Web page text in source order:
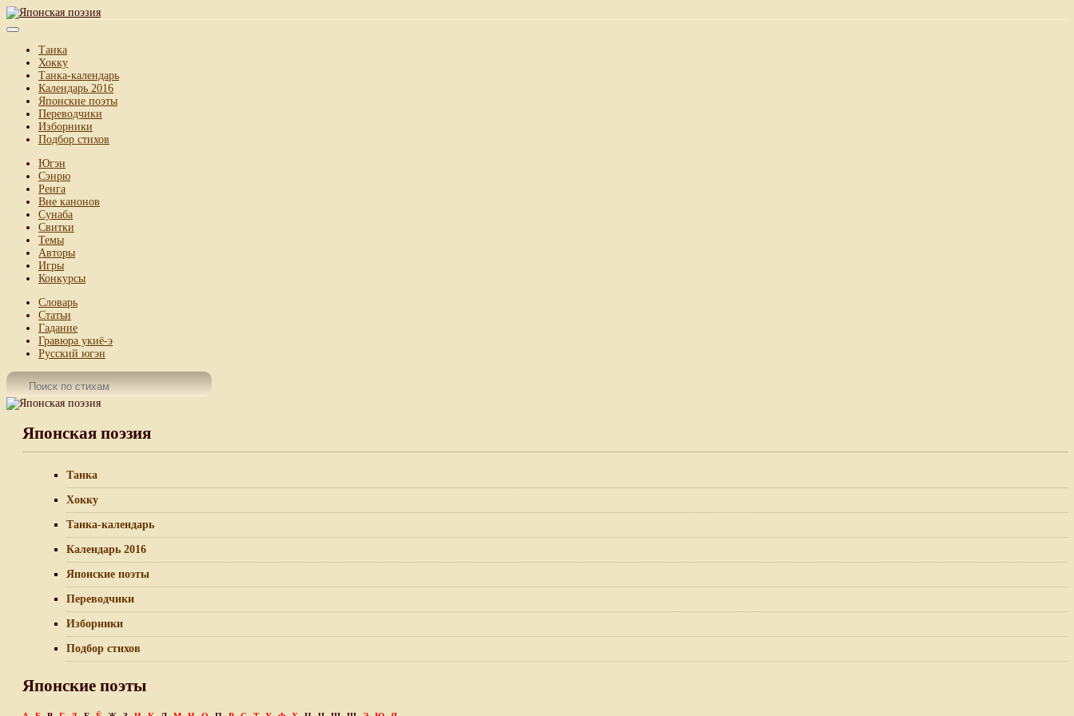
Танка
Хокку
Танка-календарь
Календарь 2016
Японские поэты
Переводчики
Изборники
Подбор стихов
Югэн
Сэнрю
Ренга
Вне канонов
Сунаба
Свитки
Темы
Авторы
Игры
Конкурсы
Словарь
Статьи
Гадание
Гравюра укиё-э
Русский югэн
Японская поэзия
Танка
Хокку
Танка-календарь
Календарь 2016
Японские поэты
Переводчики
Изборники
Подбор стихов
Японские поэты